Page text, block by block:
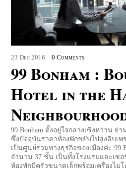
23 Dec 2016 0 Comments
99 Bonham :
Hotel in the
99 Bonham ตั้งอยู่ใจกลางเซิงหว่าน ย่
ซึ่งปัจจุบันราคาห้องพักขยับไปสูงลิบเ
เป็นศูนย์รวมทางธุรกิจของเมืองค่ะ 99
จำนวน 37 ชั้น เป็นทั้งโรงแรมและเซ
ห้องพักมีครัวขนาดเล็กพร้อมเครื่องไม